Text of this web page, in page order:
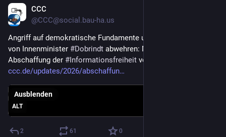
CCC
@CCC@social.bau-ha.us
Angriff auf demokratische Fundamente unter Federführung
von Innenminister #Dobrindt abwehren: Machtmissbrauch und
Abschaffung der #Informationsfreiheit verhindern!
ccc.de/updates/2026/abschaffun
ALT
Ausblenden
2 61 0